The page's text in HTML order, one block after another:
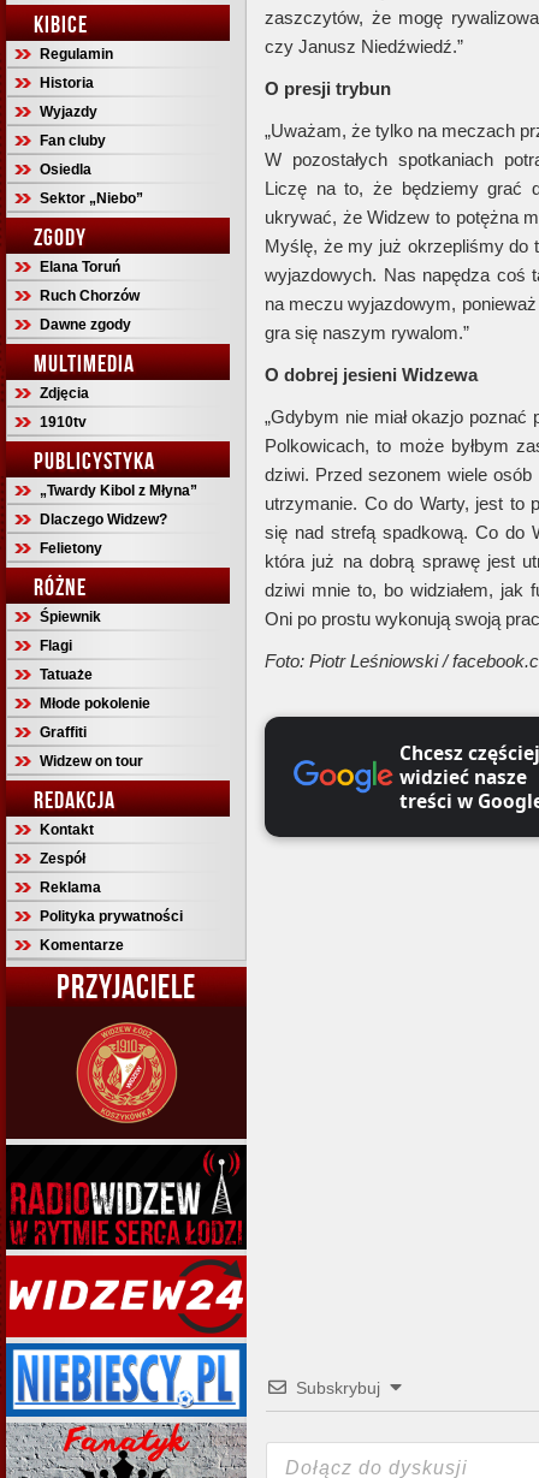
KIBICE
Regulamin
Historia
Wyjazdy
Fan cluby
Osiedla
Sektor „Niebo”
ZGODY
Elana Toruń
Ruch Chorzów
Dawne zgody
MULTIMEDIA
Zdjęcia
1910tv
PUBLICYSTYKA
„Twardy Kibol z Młyna”
Dlaczego Widzew?
Felietony
RÓŻNE
Śpiewnik
Flagi
Tatuaże
Młode pokolenie
Graffiti
Widzew on tour
REDAKCJA
Kontakt
Zespół
Reklama
Polityka prywatności
Komentarze
PRZYJACIELE
zaszczytów, że mogę
czy Janusz Niedźwiedź.”
O presji trybun
„Uważam, że tylko na meczach
W pozostałych spotkaniach
Liczę na to, że będziemy grać
ukrywać, że Widzew to potężna
Myślę, że my już okrzepliśmy do
wyjazdowych. Nas napędza coś
na meczu wyjazdowym,
gra się naszym rywalom.”
O dobrej jesieni Widzewa
„Gdybym nie miał okazjo
Polkowicach, to może byłbym
dziwi. Przed sezonem wiele osób
utrzymanie. Co do Warty, jest to
się nad strefą spadkową. Co do
która już na dobrą sprawę jest
dziwi mnie to, bo widziałem, jak
Oni po prostu wykonują swoją
Foto: Piotr Leśniowski/
Chcesz częściej
widzieć nasze
treści w
Subskrybuj